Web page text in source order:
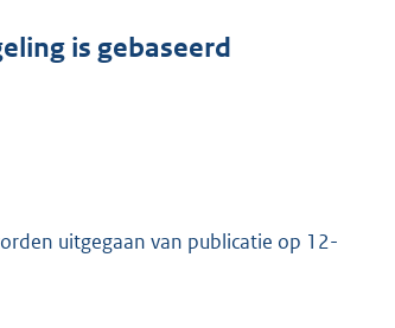
is gebaseerd
uitgegaan van publicatie op 12-